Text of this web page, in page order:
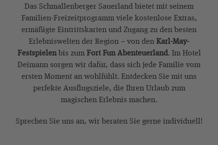
Das Schmallenberger Sauerland bietet mit seinem
Familien-Freizeitprogramm viele kostenlose Extras,
ermäßigte Eintrittskarten und Zugang zu den besten
Erlebniswelten der Region – von denKarl-May-
Festspielenbis zumFort Fun Abenteuerland. Im Hotel
Deimann sorgen wir dafür, dass sich jede Familie vom
ersten Moment an wohlfühlt. Entdecken Sie mit uns
perfekte Ausflugsziele, die Ihren Urlaub zum
magischen Erlebnis machen.
Sprechen Sie uns an, wir beraten Sie gerne individuell!